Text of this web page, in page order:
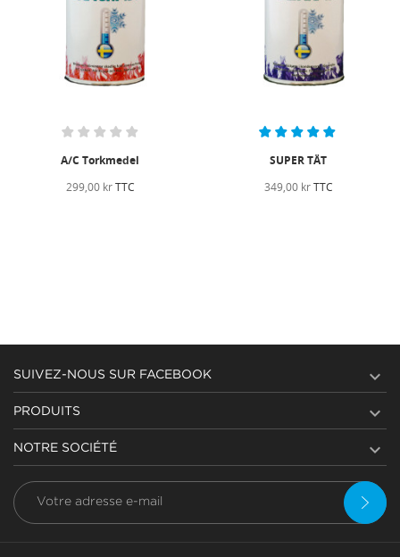
SUPER TÄT
349,00 krTTC
KIT professionnel 134 Total avec
SUIVEZ-NOUS SUR FACEBOOK 
PRODUITS 
NOTRE SOCIÉTÉ 